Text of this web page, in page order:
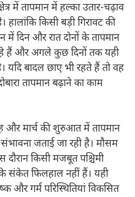
में तापमान में हल्का उतार-चढ़ाव
किसी बड़ी गिरावट की
में दिन और रात दोनों के तापमान
हैं और अगले कुछ दिनों तक यही
यदि बादल छाए भी रहते हैं तो वह
तापमान बढ़ाने का काम
और मार्च की शुरुआत में तापमान
जताई जा रही है। मौसम
दौरान किसी मजबूत पश्चिमी
के संकेत फिलहाल नहीं हैं। यही
और गर्म परिस्थितियां विकसित